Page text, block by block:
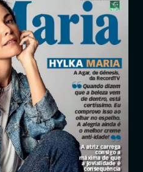
Revistas
Jornais
Notícias